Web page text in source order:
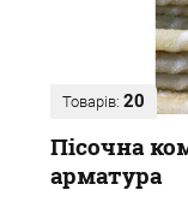
Товарів: 20
Пісочна
арматура